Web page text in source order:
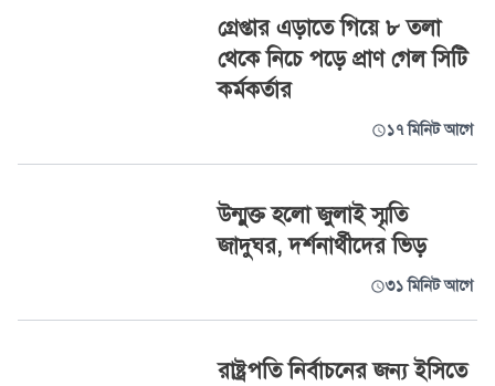
গ্রেপ্তার এড়াতে গিয়ে ৮ তলা
থেকে নিচে পড়ে প্রাণ গেল সিটি
কর্মকর্তার
১৭ মিনিট আগে
উন্মুক্ত হলো জুলাই স্মৃতি
জাদুঘর, দর্শনার্থীদের ভিড়
৩১ মিনিট আগে
রাষ্ট্রপতি নির্বাচনের জন্য ইসিতে